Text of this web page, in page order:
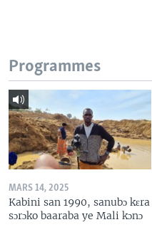
Programmes
MARS 14, 2025
Kabini san 1990, sanubɔ kɛra
sɔrɔko baaraba ye Mali kɔnɔ